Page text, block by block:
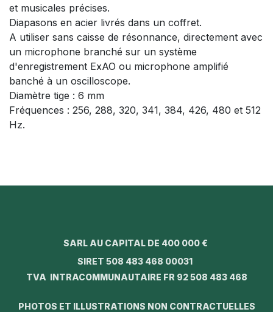
et musicales précises.
Diapasons en acier livrés dans un coffret.
A utiliser sans caisse de résonnance, directement avec
un microphone branché sur un système
d'enregistrement ExAO ou microphone amplifié
banché à un oscilloscope.
Diamètre tige : 6 mm
Fréquences : 256, 288, 320, 341, 384, 426, 480 et 512
Hz.
SARL AU CAPITAL DE 400 000 €
SIRET 508 483 468 00031
TVA INTRACOMMUNAUTAIRE FR 92 508 483 468
PHOTOS ET ILLUSTRATIONS NON CONTRACTUELLES